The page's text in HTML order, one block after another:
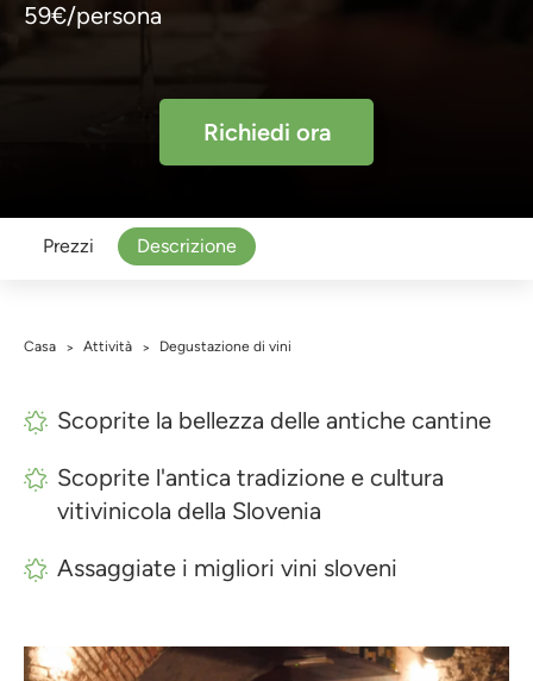
59€/persona
Richiedi ora
Prezzi Descrizione
Casa > Attività > Degustazione di vini
Scoprite la bellezza delle antiche cantine
Scoprite l'antica tradizione e cultura
vitivinicola della Slovenia
Assaggiate i migliori vini sloveni